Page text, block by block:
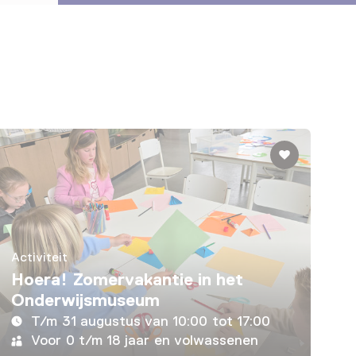
Activiteit
Hoera! Zomervakantie in het
Onderwijsmuseum
T/m 31 augustus van 10:00 tot 17:00
Voor 0 t/m 18 jaar en volwassenen